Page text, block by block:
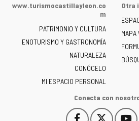
la
de
Castilla
y
León
-
www.turismocastillayleon.co
m
PATRIMONIO Y CULTURA
ENOTURISMO Y GASTRONOMÍA
NATURALEZA
CONÓCELO
MI ESPACIO PERSONAL
Otra
MAPA
Conecta con
Facebook